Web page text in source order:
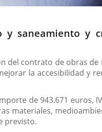
y saneamiento y
del contrato de obras de
la accesibilidad y
de 943.671 euros,
materiales,
previsto.